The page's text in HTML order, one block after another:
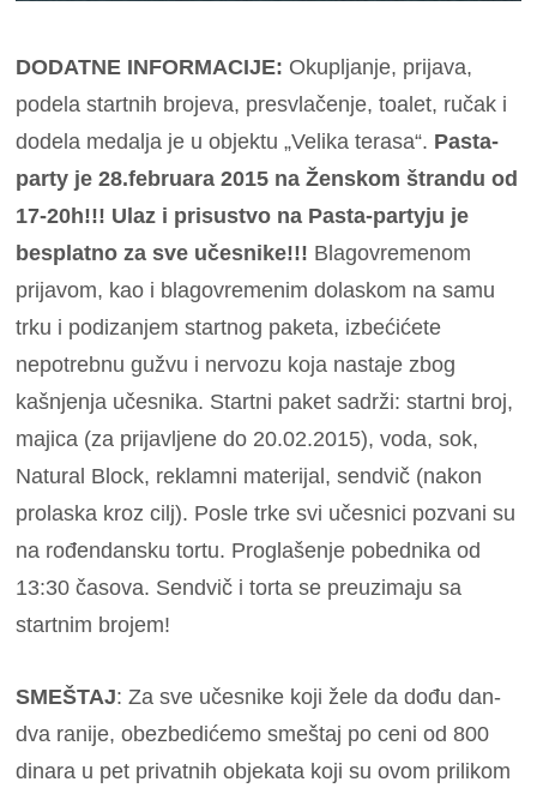
DODATNE INFORMACIJE: Okupljanje, prijava,
podela startnih brojeva, presvlačenje, toalet, ručak i
dodela medalja je u objektu „Velika terasa“. Pasta-
party je 28.februara 2015 na Ženskom štrandu od
17-20h!!! Ulaz i prisustvo na Pasta-partyju je
besplatno za sve učesnike!!! Blagovremenom
prijavom, kao i blagovremenim dolaskom na samu
trku i podizanjem startnog paketa, izbećićete
nepotrebnu gužvu i nervozu koja nastaje zbog
kašnjenja učesnika. Startni paket sadrži: startni broj,
majica (za prijavljene do 20.02.2015), voda, sok,
Natural Block, reklamni materijal, sendvič (nakon
prolaska kroz cilj). Posle trke svi učesnici pozvani su
na rođendansku tortu. Proglašenje pobednika od
13:30 časova. Sendvič i torta se preuzimaju sa
startnim brojem!
SMEŠTAJ: Za sve učesnike koji žele da dođu dan-
dva ranije, obezbedićemo smeštaj po ceni od 800
dinara u pet privatnih objekata koji su ovom prilikom